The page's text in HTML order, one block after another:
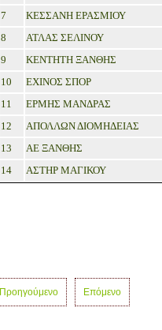
7
ΚΕΣΣΑΝΗ ΕΡΑΣΜΙΟΥ
8
ΑΤΛΑΣ ΣΕΛΙΝΟΥ
9
ΚΕΝΤΗΤΗ ΞΑΝΘΗΣ
10
ΕΧΙΝΟΣ ΣΠΟΡ
11
ΕΡΜΗΣ ΜΑΝΔΡΑΣ
12
ΑΠΟΛΛΩΝ ΔΙΟΜΗΔΕΙΑΣ
13
ΑΕ ΞΑΝΘΗΣ
14
ΑΣΤΗΡ ΜΑΓΙΚΟΥ
Προηγούμενο Επόμενο